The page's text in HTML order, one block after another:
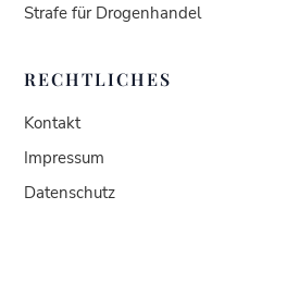
Strafe für Drogenhandel
RECHTLICHES
Kontakt
Impressum
Datenschutz